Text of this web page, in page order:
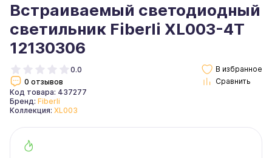
Встраиваемый светодиодный
светильник Fiberli XL003-4T
12130306
0.0
0 отзывов
Код товара: 437277
Бренд: Fiberli
Коллекция: XL003